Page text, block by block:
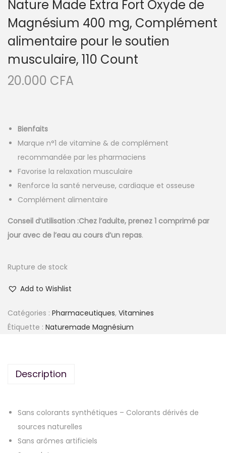
Nature Made Extra Fort Oxyde de
Magnésium 400 mg, Complément
alimentaire pour le soutien
musculaire, 110 Count
20.000 CFA
Bienfaits
Marque n°1 de vitamine & de complément
recommandée par les pharmaciens
Favorise la relaxation musculaire
Renforce la santé nerveuse, cardiaque et osseuse
Complément alimentaire
Conseil d’utilisation :Chez l’adulte, prenez 1 comprimé par
jour avec de l’eau au cours d’un repas.
Rupture de stock
Add to Wishlist
Catégories : Pharmaceutiques, Vitamines
Étiquette : Naturemade Magnésium
Description
Sans colorants synthétiques – Colorants dérivés de
sources naturelles
Sans arômes artificiels